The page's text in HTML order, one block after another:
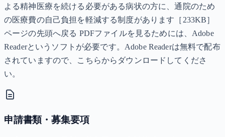
よる精神医療を続ける必要がある病状の方に、通院のため
の医療費の自己負担を軽減する制度があります［233KB］
ページの先頭へ戻る PDFファイルを見るためには、Adobe
Readerというソフトが必要です。Adobe Readerは無料で配布
されていますので、こちらからダウンロードしてくださ
い。
申請書類・募集要項